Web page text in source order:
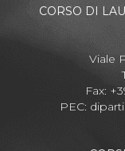
CORSO DI
Viale
Fax:
PEC: